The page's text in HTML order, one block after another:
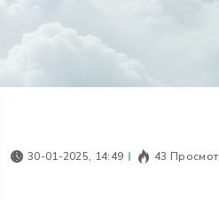
30-01-2025, 14:49 43